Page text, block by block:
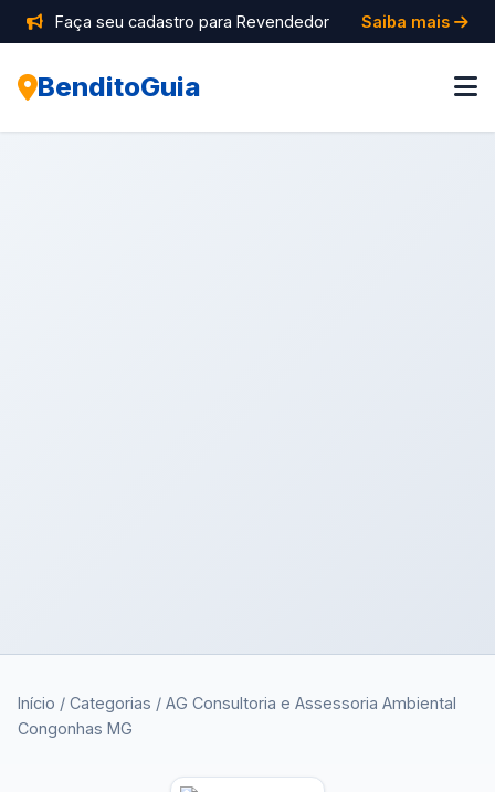
Faça seu cadastro para Revendedor Saiba mais
BenditoGuia
Início / Categorias / AG Consultoria e Assessoria Ambiental
Congonhas MG